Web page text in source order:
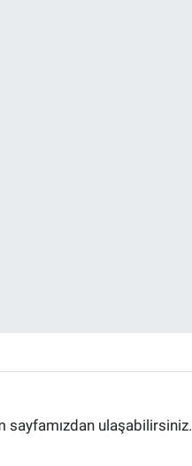
sayfamızdan ulaşabilirsiniz.